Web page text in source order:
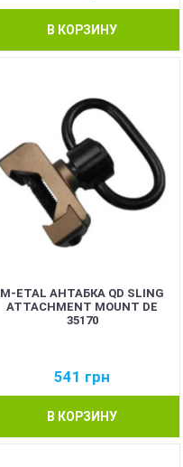
В КОРЗИНУ
M-ETAL АНТАБКА QD SLING
ATTACHMENT MOUNT DE
35170
541 грн
В КОРЗИНУ